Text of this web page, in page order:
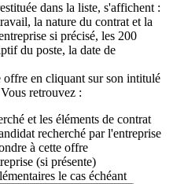
dans la liste, s'affichent :
la nature du contrat et la
si précisé, les 200
du poste, la date de
offre en cliquant sur son intitulé
retrouvez :
et les éléments de contrat
recherché par l'entreprise
à cette offre
(si présente)
le cas échéant